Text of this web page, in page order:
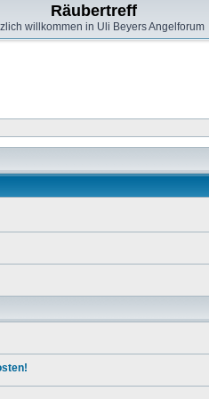
Räubertreff
willkommen in Uli Beyers Angelforum